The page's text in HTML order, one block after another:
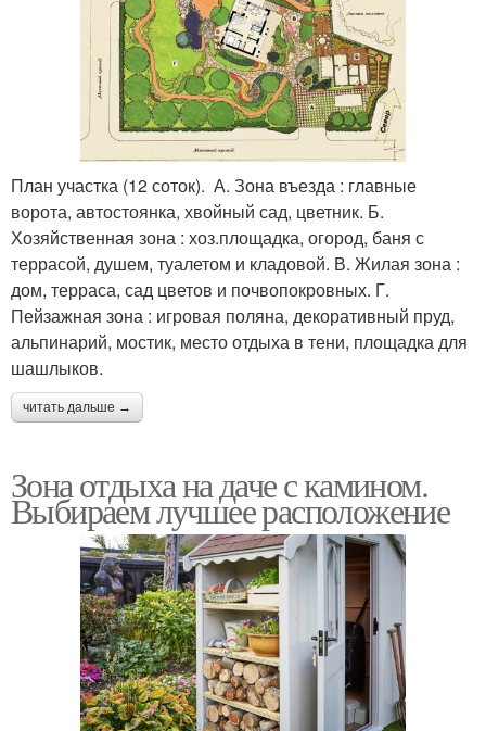
План участка (12 соток). А. Зона въезда : главные
ворота, автостоянка, хвойный сад, цветник. Б.
Хозяйственная зона : хоз.площадка, огород, баня с
террасой, душем, туалетом и кладовой. В. Жилая зона :
дом, терраса, сад цветов и почвопокровных. Г.
Пейзажная зона : игровая поляна, декоративный пруд,
альпинарий, мостик, место отдыха в тени, площадка для
шашлыков.
читать дальше →
Зона отдыха на даче с камином.
Выбираем лучшее расположение